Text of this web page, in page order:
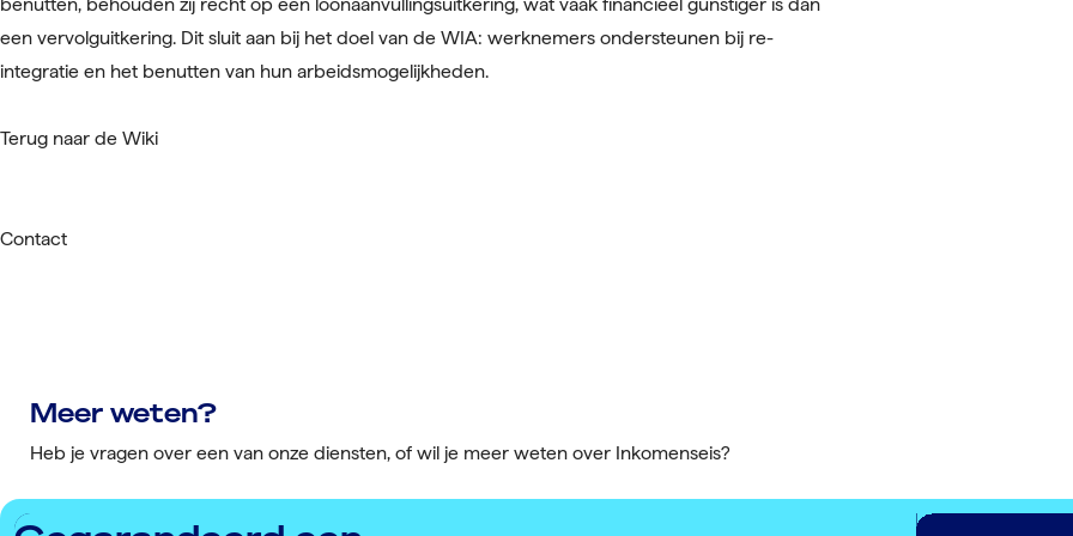
een vervolguitkering. Dit sluit aan bij het doel van de WIA: werknemers ondersteunen bij re-
integratie en het benutten van hun arbeidsmogelijkheden.
Terug naar de Wiki
Contact
Meer weten?
Heb je vragen over een van onze diensten, of wil je meer weten over Inkomenseis?